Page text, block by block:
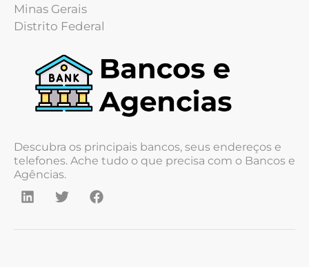
Minas Gerais
Distrito Federal
Descubra os principais bancos, seus endereços e
telefones. Ache tudo o que precisa com o Bancos e
Agências.